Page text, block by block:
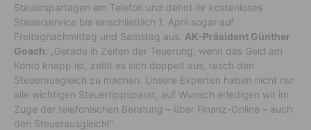
Steuerspartagen am Telefon und dehnt ihr kostenloses
Steuerservice bis einschließlich 1. April sogar auf
Freitagnachmittag und Samstag aus. AK-Präsident Günther
Goach: „Gerade in Zeiten der Teuerung, wenn das Geld am
Konto knapp ist, zahlt es sich doppelt aus, rasch den
Steuerausgleich zu machen. Unsere Experten haben nicht nur
alle wichtigen Steuertippsparat, auf Wunsch erledigen wir im
Zuge der telefonischen Beratung – über Finanz-Online – auch
den Steuerausgleich!“